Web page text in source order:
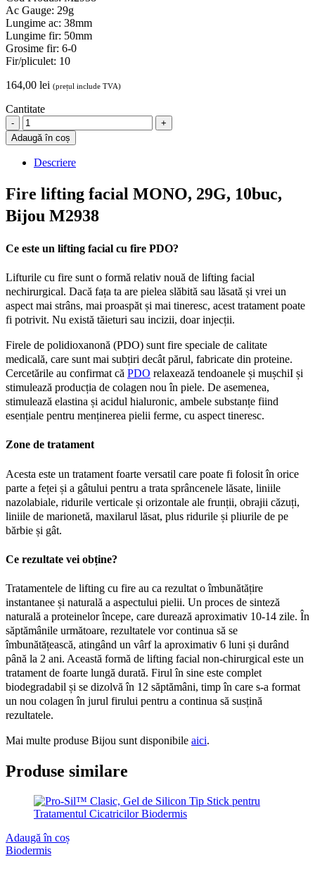
Ac Gauge: 29g
Lungime ac: 38mm
Lungime fir: 50mm
Grosime fir: 6-0
Fir/pliculet: 10
164,00 lei (prețul include TVA)
Cantitate
Fire
lifting
facial
MONO,
29G,
Bijou
M2938
quantity
Adaugă în coș
Descriere
Fire lifting facial MONO, 29G, 10buc,
Bijou M2938
Ce este un lifting facial cu fire PDO?
Lifturile cu fire sunt o formă relativ nouă de lifting facial
nechirurgical. Dacă fața ta are pielea slăbită sau lăsată și vrei un
aspect mai strâns, mai proaspăt și mai tineresc, acest tratament poate
fi potrivit. Nu există tăieturi sau incizii, doar injecții.
Firele de polidioxanonă (PDO) sunt fire speciale de calitate
medicală, care sunt mai subțiri decât părul, fabricate din proteine.
Cercetările au confirmat că PDO relaxează tendoanele și mușchiI și
stimulează producția de colagen nou în piele. De asemenea,
stimulează elastina și acidul hialuronic, ambele substanțe fiind
esențiale pentru menținerea pielii ferme, cu aspect tineresc.
Zone de tratament
Acesta este un tratament foarte versatil care poate fi folosit în orice
parte a feței și a gâtului pentru a trata sprâncenele lăsate, liniile
nazolabiale, ridurile verticale și orizontale ale frunții, obrajii căzuți,
liniile de marionetă, maxilarul lăsat, plus ridurile și pliurile de pe
bărbie și gât.
Ce rezultate vei obține?
Tratamentele de lifting cu fire au ca rezultat o îmbunătățire
instantanee și naturală a aspectului pielii. Un proces de sinteză
naturală a proteinelor începe, care durează aproximativ 10-14 zile. În
săptămânile următoare, rezultatele vor continua să se
îmbunătățească, atingând un vârf la aproximativ 6 luni și durând
până la 2 ani. Această formă de lifting facial non-chirurgical este un
tratament de foarte lungă durată. Firul în sine este complet
biodegradabil și se dizolvă în 12 săptămâni, timp în care s-a format
un nou colagen în jurul firului pentru a continua să susțină
rezultatele.
Mai multe produse Bijou sunt disponibile aici.
Produse similare
Adaugă în coș
Biodermis